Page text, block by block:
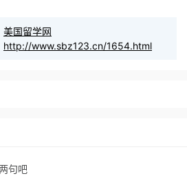
美国留学网
http://www.sbz123.cn/1654.html
句吧